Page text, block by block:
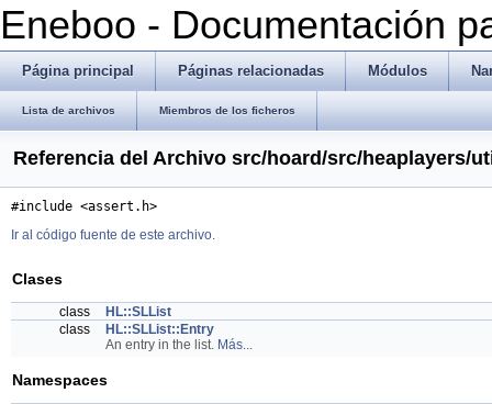
Eneboo - Documentación
Página principal Páginas relacionadas Módulos
Lista de archivos Miembros de los ficheros
Referencia del Archivo src/hoard/src/heaplayers/
#include <assert.h>
Ir al código fuente de este archivo.
Clases
class
HL::SLList
class
HL::SLList::Entry
An entry in the list. Más...
Namespaces